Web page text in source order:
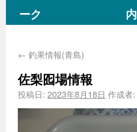
ーク
内
← 釣果情報(青島)
佐梨囮場情報
投稿日: 2023年8月18日 作成者: